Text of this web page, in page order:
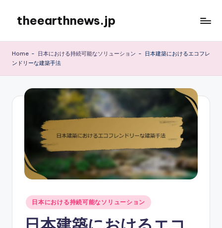
content
theearthnews.jp
Home - 日本における持続可能なソリューション - 日本建築におけるエコフレ
ンドリーな建築手法
Posted
in
日本における持続可能なソリューション